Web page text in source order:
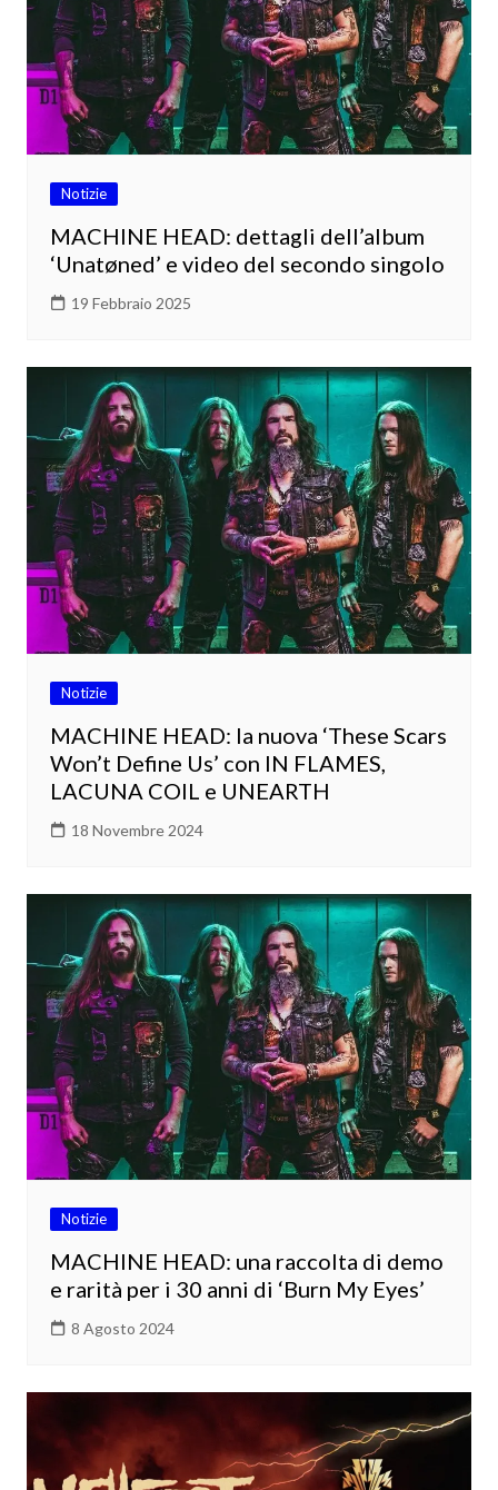
Notizie
MACHINE HEAD: dettagli dell’album
‘Unatøned’ e video del secondo singolo
19 Febbraio 2025
Notizie
MACHINE HEAD: la nuova ‘These Scars
Won’t Define Us’ con IN FLAMES,
LACUNA COIL e UNEARTH
18 Novembre 2024
Notizie
MACHINE HEAD: una raccolta di demo
e rarità per i 30 anni di ‘Burn My Eyes’
8 Agosto 2024